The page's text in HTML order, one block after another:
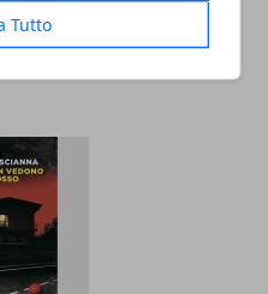
Tutto
del